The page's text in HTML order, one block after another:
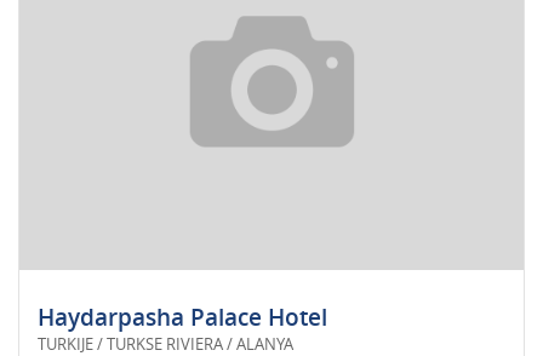
Haydarpasha Palace Hotel
TURKIJE / TURKSE RIVIERA / ALANYA